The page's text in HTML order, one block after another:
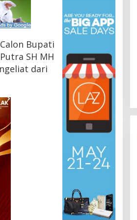
Bupati
SH MH
dari
DPRD, Soroti Pengawasan
Sakit yang Mandul
Headline, Pelalawan, Politik, Riau |
5 Agustus